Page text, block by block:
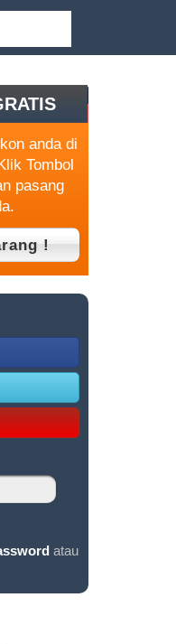
anda di
Tombol
pasang
atau